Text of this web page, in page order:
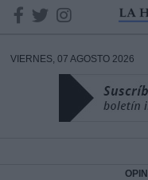
VIERNES, 07 AGOSTO 2026
DATOS
Responsable: